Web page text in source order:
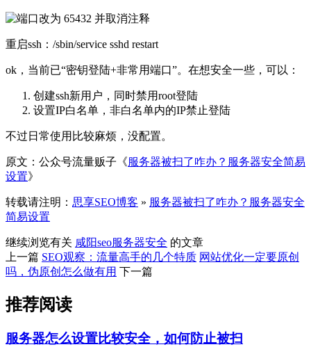
重启ssh：/sbin/service sshd restart
ok，当前已“密钥登陆+非常用端口”。在想安全一些，可以：
创建ssh新用户，同时禁用root登陆
设置IP白名单，非白名单内的IP禁止登陆
不过日常使用比较麻烦，没配置。
原文：公众号流量贩子《服务器被扫了咋办？服务器安全简易
设置》
转载请注明： 思享SEO博客 » 服务器被扫了咋办？服务器安全
简易设置
继续浏览有关 咸阳seo服务器安全 的文章
上一篇 SEO观察：流量高手的几个特质 网站优化一定要原创
吗，伪原创怎么做有用 下一篇
推荐阅读
服务器怎么设置比较安全，如何防止被扫